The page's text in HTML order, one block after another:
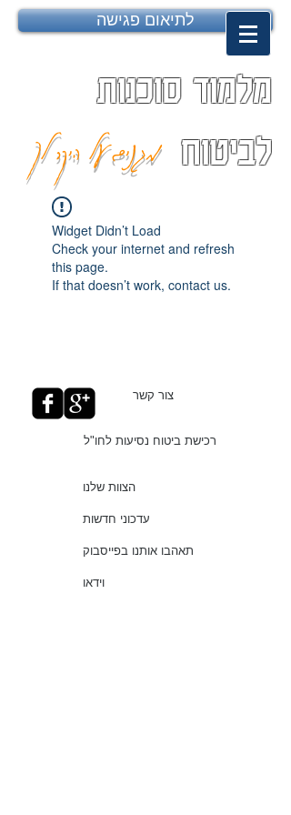
לתיאום פגישה
מלמוד סוכנות
לביטוח מגנים על היקר לך
Widget Didn’t Load
Check your internet and refresh
this page.
If that doesn’t work, contact us.
צור קשר
רכישת ביטוח נסיעות לחו"ל
הצוות שלנו
עדכוני חדשות
תאהבו אותנו בפייסבוק
וידאו